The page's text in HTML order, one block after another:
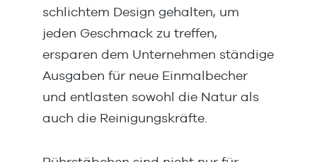
schlichtem Design gehalten, um
jeden Geschmack zu treffen,
ersparen dem Unternehmen ständige
Ausgaben für neue Einmalbecher
und entlasten sowohl die Natur als
auch die Reinigungskräfte.